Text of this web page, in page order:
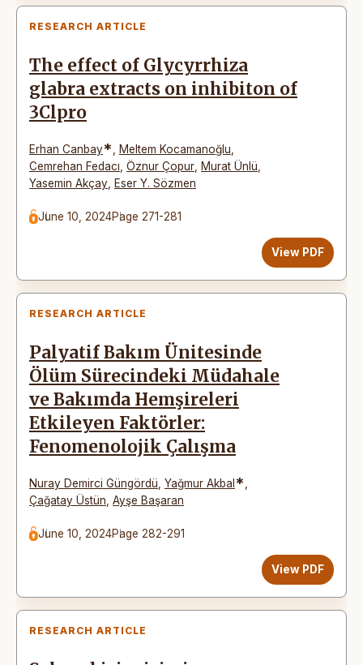
RESEARCH ARTICLE
The effect of Glycyrrhiza
glabra extracts on inhibiton of
3Clpro
Erhan Canbay* Meltem Kocamanoğlu
Cemrehan Fedacı Öznur Çopur Murat Ünlü
Yasemin Akçay
Eser Y. Sözmen
June 10, 2024Page 271-281
View PDF
RESEARCH ARTICLE
Palyatif Bakım Ünitesinde
Ölüm Sürecindeki Müdahale
ve Bakımda Hemşireleri
Etkileyen Faktörler:
Fenomenolojik Çalışma
Nuray Demirci Güngördü Yağmur Akbal *
Çağatay Üstün Ayşe Başaran
June 10, 2024Page 282-291
View PDF
RESEARCH ARTICLE